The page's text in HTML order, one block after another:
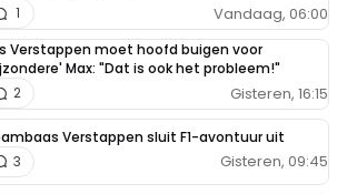
Vandaag, 06:00
1
Verstappen moet hoofd buigen voor
Max: "Dat is ook het probleem!"
Gisteren, 16:15
2
Verstappen sluit F1-avontuur uit
Gisteren, 09:45
3